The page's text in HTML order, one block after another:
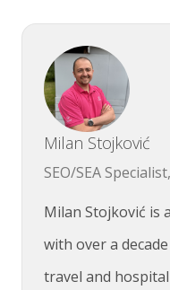
Milan Stojković
SEO/SEA
Milan Stojković is
with over a
travel and